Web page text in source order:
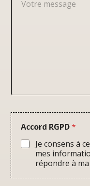
Accord RGPD*
Je consens à
mes
répondre à